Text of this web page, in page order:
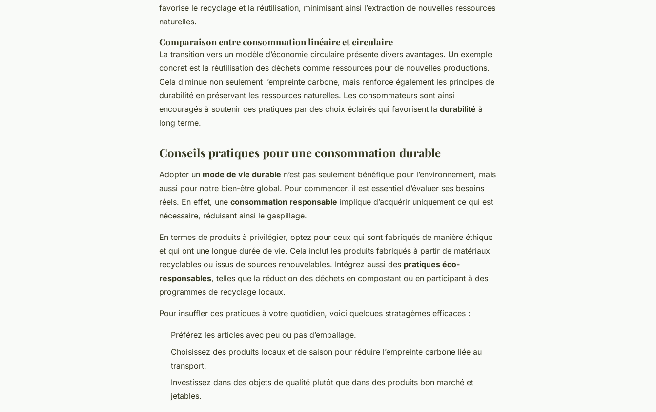
favorise le recyclage et la réutilisation, minimisant ainsi l’extraction de nouvelles ressources
naturelles.
Comparaison entre consommation linéaire et circulaire
La transition vers un modèle d’économie circulaire présente divers avantages. Un exemple
concret est la réutilisation des déchets comme ressources pour de nouvelles productions.
Cela diminue non seulement l’empreinte carbone, mais renforce également les principes de
durabilité en préservant les ressources naturelles. Les consommateurs sont ainsi
encouragés à soutenir ces pratiques par des choix éclairés qui favorisent la durabilité à
long terme.
Conseils pratiques pour une consommation durable
Adopter un mode de vie durable n’est pas seulement bénéfique pour l’environnement, mais
aussi pour notre bien-être global. Pour commencer, il est essentiel d’évaluer ses besoins
réels. En effet, une consommation responsable implique d’acquérir uniquement ce qui est
nécessaire, réduisant ainsi le gaspillage.
En termes de produits à privilégier, optez pour ceux qui sont fabriqués de manière éthique
et qui ont une longue durée de vie. Cela inclut les produits fabriqués à partir de matériaux
recyclables ou issus de sources renouvelables. Intégrez aussi des pratiques éco-
responsables, telles que la réduction des déchets en compostant ou en participant à des
programmes de recyclage locaux.
Pour insuffler ces pratiques à votre quotidien, voici quelques stratagèmes efficaces :
Préférez les articles avec peu ou pas d’emballage.
Choisissez des produits locaux et de saison pour réduire l’empreinte carbone liée au
transport.
Investissez dans des objets de qualité plutôt que dans des produits bon marché et
jetables.